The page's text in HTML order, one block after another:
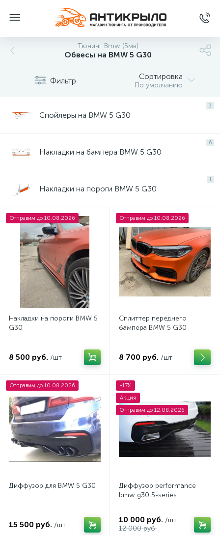
Тюнинг Bmw (Бмв)
Обвесы на BMW 5 G30
Фильтр Сортировка
По умолчанию
3
Спойлеры на BMW 5 G30
6
Накладки на бампера BMW 5 G30
1
Накладки на пороги BMW 5 G30
Отправим до 10.08.2026
Накладки на пороги BMW 5
G30
8 500 руб. /шт
Отправим до 10.08.2026
Сплиттер переднего
бампера BMW 5 G30
8 700 руб. /шт
Отправим до 10.08.2026
Диффузор для BMW 5 G30
15 500 руб. /шт
-17%
Акция
Отправим до 12.08.2026
Диффузор performance
bmw g30 5-series
10 000 руб. /шт
12 000 руб.